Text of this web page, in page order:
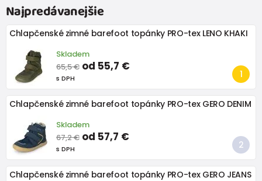
Najpredávanejšie
Chlapčenské zimné barefoot topánky PRO-tex LENO KHAKI
Skladem
65,5 € od 55,7 €
s DPH
Chlapčenské zimné barefoot topánky PRO-tex GERO DENIM
Skladem
67,2 € od 57,7 €
s DPH
Chlapčenské zimné barefoot topánky PRO-tex GERO JEANS